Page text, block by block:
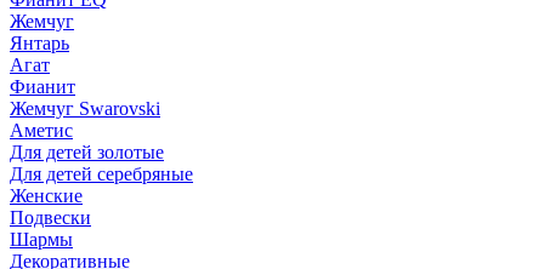
Жемчуг
Янтарь
Агат
Фианит
Жемчуг Swarovski
Аметис
Для детей золотые
Для детей серебряные
Женские
Подвески
Шармы
Декоративные